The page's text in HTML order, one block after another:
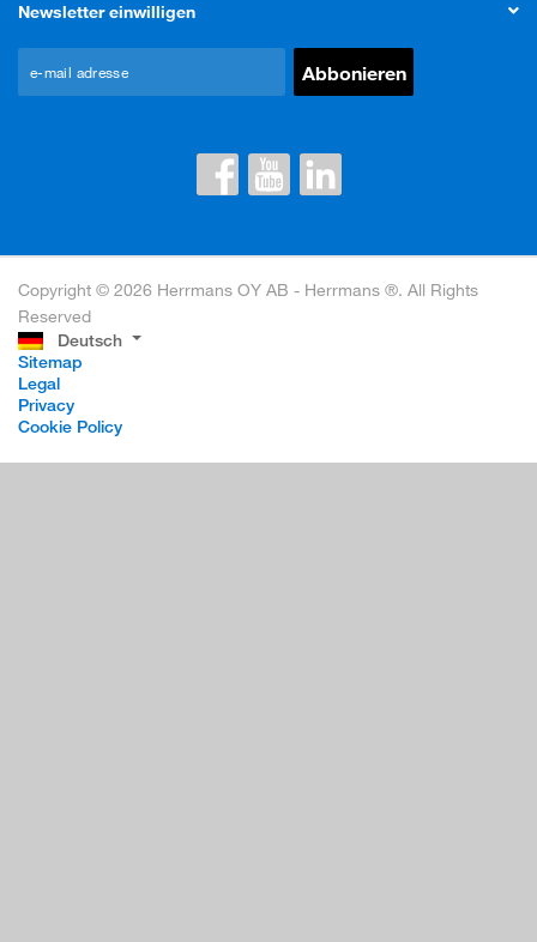
Newsletter einwilligen
Copyright © 2026 Herrmans OY AB - Herrmans ®. All Rights
Reserved
Deutsch
Sitemap
Legal
Privacy
Cookie Policy